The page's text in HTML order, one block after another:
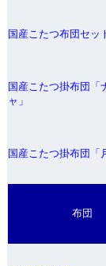
国産こたつ布団セッ
国産こたつ掛布団「
ャ」
国産こたつ掛布団「
布団